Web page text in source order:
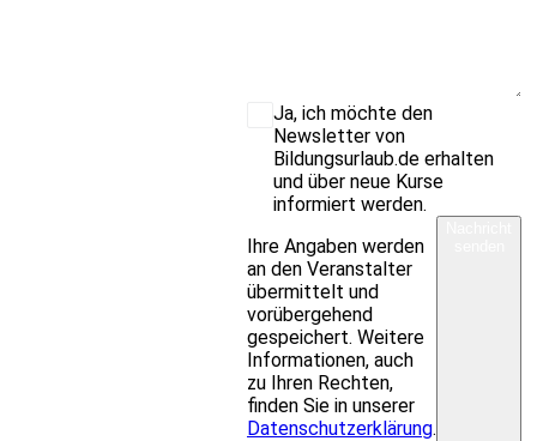
Ja, ich möchte den
Newsletter von
Bildungsurlaub.de erhalten
und über neue Kurse
informiert werden.
Ihre Angaben werden
an den Veranstalter
übermittelt und
vorübergehend
gespeichert. Weitere
Informationen, auch
zu Ihren Rechten,
finden Sie in unserer
Datenschutzerklärung.